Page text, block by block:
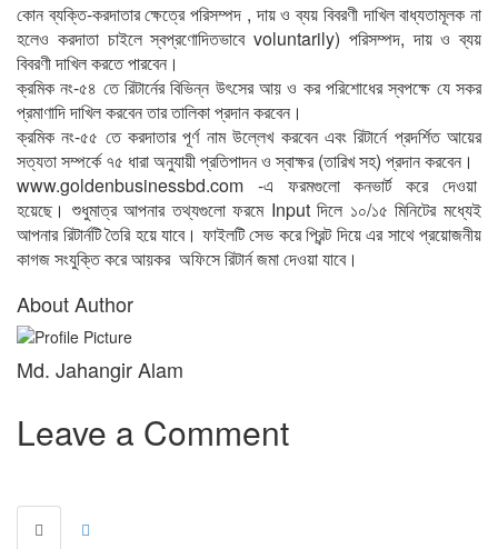
কোন ব্যক্তি-করদাতার ক্ষেত্রে পরিসম্পদ , দায় ও ব্যয় বিবরণী দাখিল বাধ্যতামূলক না
হলেও করদাতা চাইলে স্বপ্রণোদিতভাবে voluntarily) পরিসম্পদ, দায় ও ব্যয়
বিবরণী দাখিল করতে পারবেন।
ক্রমিক নং-৫৪ তে রিটার্নের বিভিন্ন উৎসের আয় ও কর পরিশোধের স্বপক্ষে যে সকর
প্রমাণাদি দাখিল করবেন তার তালিকা প্রদান করবেন।
ক্রমিক নং-৫৫ তে করদাতার পূর্ণ নাম উল্লেখ করবেন এবং রিটার্নে প্রদর্শিত আয়ের
সত্যতা সম্পর্কে ৭৫ ধারা অনুযায়ী প্রতিপাদন ও স্বাক্ষর (তারিখ সহ) প্রদান করবেন।
www.goldenbusinessbd.com -এ ফরমগুলো কনভার্ট করে দেওয়া
হয়েছে। শুধুমাত্র আপনার তথ্যগুলো ফরমে Input দিলে ১০/১৫ মিনিটের মধ্যেই
আপনার রিটার্নটি তৈরি হয়ে যাবে। ফাইলটি সেভ করে প্রিন্ট দিয়ে এর সাথে প্রয়োজনীয়
কাগজ সংযুক্তি করে আয়কর অফিসে রিটার্ন জমা দেওয়া যাবে।
About Author
Md. Jahangir Alam
Leave a Comment